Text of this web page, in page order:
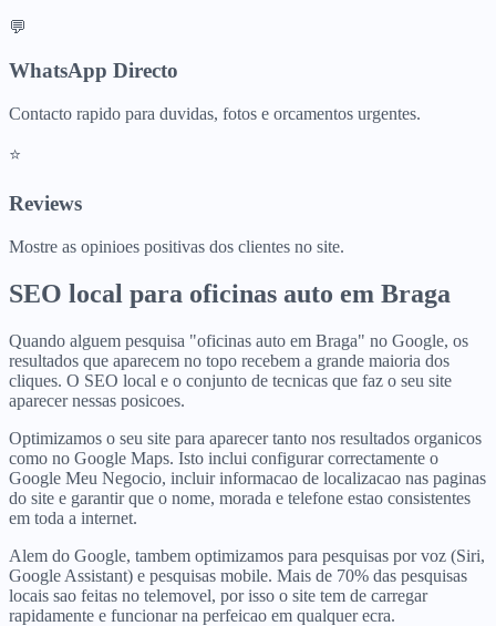
💬
WhatsApp Directo
Contacto rapido para duvidas, fotos e orcamentos urgentes.
⭐
Reviews
Mostre as opinioes positivas dos clientes no site.
SEO local para oficinas auto em Braga
Quando alguem pesquisa "oficinas auto em Braga" no Google, os
resultados que aparecem no topo recebem a grande maioria dos
cliques. O SEO local e o conjunto de tecnicas que faz o seu site
aparecer nessas posicoes.
Optimizamos o seu site para aparecer tanto nos resultados organicos
como no Google Maps. Isto inclui configurar correctamente o
Google Meu Negocio, incluir informacao de localizacao nas paginas
do site e garantir que o nome, morada e telefone estao consistentes
em toda a internet.
Alem do Google, tambem optimizamos para pesquisas por voz (Siri,
Google Assistant) e pesquisas mobile. Mais de 70% das pesquisas
locais sao feitas no telemovel, por isso o site tem de carregar
rapidamente e funcionar na perfeicao em qualquer ecra.